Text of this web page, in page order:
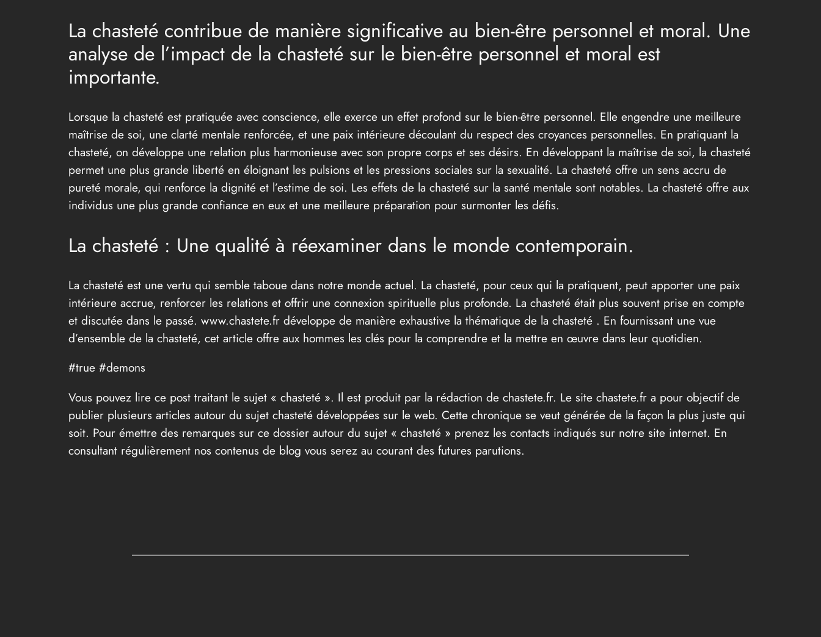
La chasteté contribue de manière significative au bien-être personnel et moral. Une
analyse de l’impact de la chasteté sur le bien-être personnel et moral est
importante.
Lorsque la chasteté est pratiquée avec conscience, elle exerce un effet profond sur le bien-être personnel. Elle engendre une meilleure
maîtrise de soi, une clarté mentale renforcée, et une paix intérieure découlant du respect des croyances personnelles. En pratiquant la
chasteté, on développe une relation plus harmonieuse avec son propre corps et ses désirs. En développant la maîtrise de soi, la chasteté
permet une plus grande liberté en éloignant les pulsions et les pressions sociales sur la sexualité. La chasteté offre un sens accru de
pureté morale, qui renforce la dignité et l’estime de soi. Les effets de la chasteté sur la santé mentale sont notables. La chasteté offre aux
individus une plus grande confiance en eux et une meilleure préparation pour surmonter les défis.
La chasteté : Une qualité à réexaminer dans le monde contemporain.
La chasteté est une vertu qui semble taboue dans notre monde actuel. La chasteté, pour ceux qui la pratiquent, peut apporter une paix
intérieure accrue, renforcer les relations et offrir une connexion spirituelle plus profonde. La chasteté était plus souvent prise en compte
et discutée dans le passé. www.chastete.fr développe de manière exhaustive la thématique de la chasteté . En fournissant une vue
d’ensemble de la chasteté, cet article offre aux hommes les clés pour la comprendre et la mettre en œuvre dans leur quotidien.
#true #demons
Vous pouvez lire ce post traitant le sujet « chasteté ». Il est produit par la rédaction de chastete.fr. Le site chastete.fr a pour objectif de
publier plusieurs articles autour du sujet chasteté développées sur le web. Cette chronique se veut générée de la façon la plus juste qui
soit. Pour émettre des remarques sur ce dossier autour du sujet « chasteté » prenez les contacts indiqués sur notre site internet. En
consultant régulièrement nos contenus de blog vous serez au courant des futures parutions.